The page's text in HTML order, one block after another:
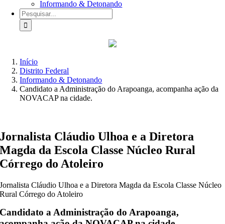
Informando & Detonando
Buscar
resultados
para:
Início
Distrito Federal
Informando & Detonando
Candidato a Administração do Arapoanga, acompanha ação da
NOVACAP na cidade.
Jornalista Cláudio Ulhoa e a Diretora
Magda da Escola Classe Núcleo Rural
Córrego do Atoleiro
Jornalista Cláudio Ulhoa e a Diretora Magda da Escola Classe Núcleo
Rural Córrego do Atoleiro
Candidato a Administração do Arapoanga,